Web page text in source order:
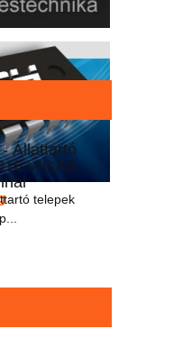
Állattartó
VIGAS
telepek